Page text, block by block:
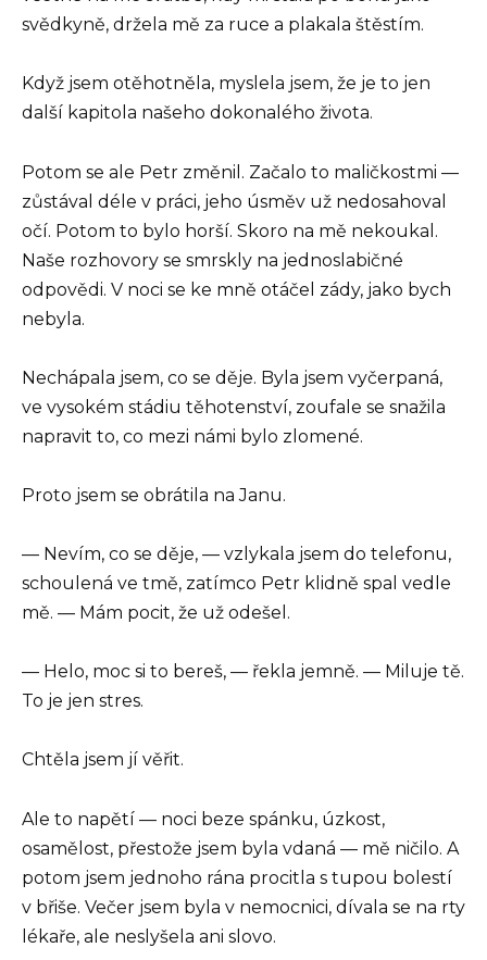
svědkyně, držela mě za ruce a plakala štěstím.
Když jsem otěhotněla, myslela jsem, že je to jen
další kapitola našeho dokonalého života.
Potom se ale Petr změnil. Začalo to maličkostmi —
zůstával déle v práci, jeho úsměv už nedosahoval
očí. Potom to bylo horší. Skoro na mě nekoukal.
Naše rozhovory se smrskly na jednoslabičné
odpovědi. V noci se ke mně otáčel zády, jako bych
nebyla.
Nechápala jsem, co se děje. Byla jsem vyčerpaná,
ve vysokém stádiu těhotenství, zoufale se snažila
napravit to, co mezi námi bylo zlomené.
Proto jsem se obrátila na Janu.
— Nevím, co se děje, — vzlykala jsem do telefonu,
schoulená ve tmě, zatímco Petr klidně spal vedle
mě. — Mám pocit, že už odešel.
— Helo, moc si to bereš, — řekla jemně. — Miluje tě.
To je jen stres.
Chtěla jsem jí věřit.
Ale to napětí — noci beze spánku, úzkost,
osamělost, přestože jsem byla vdaná — mě ničilo. A
potom jsem jednoho rána procitla s tupou bolestí
v břiše. Večer jsem byla v nemocnici, dívala se na rty
lékaře, ale neslyšela ani slovo.